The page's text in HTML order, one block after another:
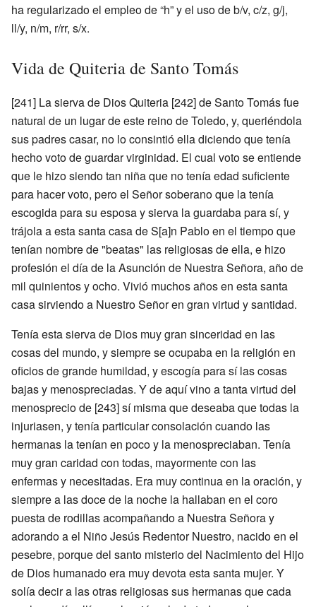
ha regularizado el empleo de “h” y el uso de b/v, c/z, g/j,
ll/y, n/m, r/rr, s/x.
Vida de Quiteria de Santo Tomás
[241] La sierva de Dios Quiteria [242] de Santo Tomás fue
natural de un lugar de este reino de Toledo, y, queriéndola
sus padres casar, no lo consintió ella diciendo que tenía
hecho voto de guardar virginidad. El cual voto se entiende
que le hizo siendo tan niña que no tenía edad suficiente
para hacer voto, pero el Señor soberano que la tenía
escogida para su esposa y sierva la guardaba para sí, y
trájola a esta santa casa de S[a]n Pablo en el tiempo que
tenían nombre de "beatas" las religiosas de ella, e hizo
profesión el día de la Asunción de Nuestra Señora, año de
mil quinientos y ocho. Vivió muchos años en esta santa
casa sirviendo a Nuestro Señor en gran virtud y santidad.
Tenía esta sierva de Dios muy gran sinceridad en las
cosas del mundo, y siempre se ocupaba en la religión en
oficios de grande humildad, y escogía para sí las cosas
bajas y menospreciadas. Y de aquí vino a tanta virtud del
menosprecio de [243] sí misma que deseaba que todas la
injuriasen, y tenía particular consolación cuando las
hermanas la tenían en poco y la menospreciaban. Tenía
muy gran caridad con todas, mayormente con las
enfermas y necesitadas. Era muy continua en la oración, y
siempre a las doce de la noche la hallaban en el coro
puesta de rodillas acompañando a Nuestra Señora y
adorando a el Niño Jesús Redentor Nuestro, nacido en el
pesebre, porque del santo misterio del Nacimiento del Hijo
de Dios humanado era muy devota esta santa mujer. Y
solía decir a las otras religiosas sus hermanas que cada